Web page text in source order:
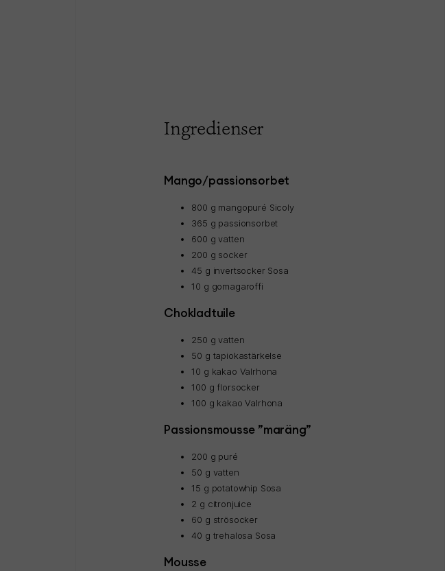
Ingredienser
Mango/passionsorbet
800 g mangopuré Sicoly
365 g passionsorbet
600 g vatten
200 g socker
45 g invertsocker Sosa
10 g gomagaroffi
Chokladtuile
250 g vatten
50 g tapiokastärkelse
10 g kakao Valrhona
100 g florsocker
100 g kakao Valrhona
Passionsmousse ”maräng”
200 g puré
50 g vatten
15 g potatowhip Sosa
2 g citronjuice
60 g strösocker
40 g trehalosa Sosa
Mousse